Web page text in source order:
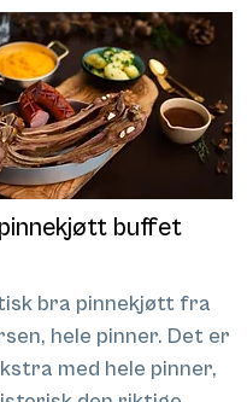
buffet
bra pinnekjøtt fra
hele pinner. Det er
med hele pinner,